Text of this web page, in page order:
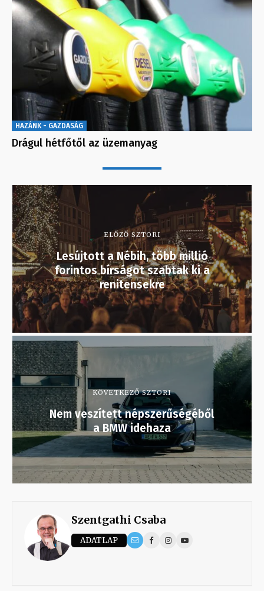
HAZÁNK - GAZDASÁG
Drágul hétfőtől az üzemanyag
ELŐZŐ SZTORI
Lesújtott a Nébih, több millió
forintos bírságot szabtak ki a
renitensekre
KÖVETKEZŐ SZTORI
Nem veszített népszerűségéből
a BMW idehaza
Szentgathi Csaba
ADATLAP